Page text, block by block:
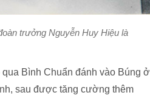
trưởng Nguyễn Huy Hiệu là
Bình Chuẩn đánh vào Búng ở
sau được tăng cường thêm